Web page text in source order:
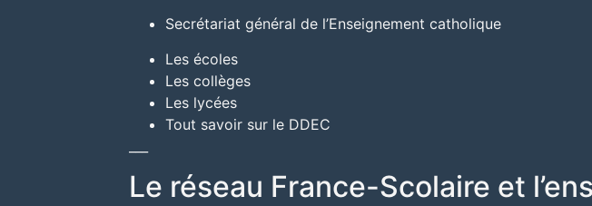
Secrétariat général de l’Enseignement catholique
Les écoles
Les collèges
Les lycées
Tout savoir sur le DDEC
Le réseau France-Scolaire et